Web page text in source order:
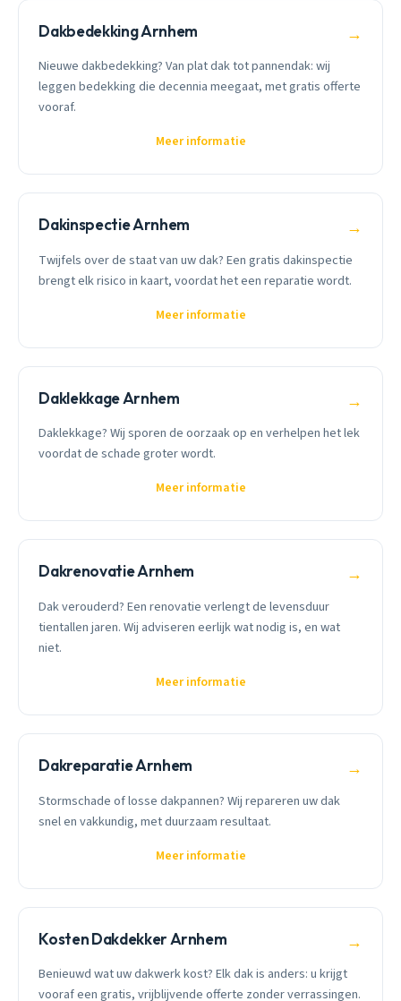
Dakbedekking Arnhem →
Nieuwe dakbedekking? Van plat dak tot pannendak: wij
leggen bedekking die decennia meegaat, met gratis offerte
vooraf.
Meer informatie
Dakinspectie Arnhem →
Twijfels over de staat van uw dak? Een gratis dakinspectie
brengt elk risico in kaart, voordat het een reparatie wordt.
Meer informatie
Daklekkage Arnhem →
Daklekkage? Wij sporen de oorzaak op en verhelpen het lek
voordat de schade groter wordt.
Meer informatie
Dakrenovatie Arnhem →
Dak verouderd? Een renovatie verlengt de levensduur
tientallen jaren. Wij adviseren eerlijk wat nodig is, en wat
niet.
Meer informatie
Dakreparatie Arnhem →
Stormschade of losse dakpannen? Wij repareren uw dak
snel en vakkundig, met duurzaam resultaat.
Meer informatie
Kosten Dakdekker Arnhem →
Benieuwd wat uw dakwerk kost? Elk dak is anders: u krijgt
vooraf een gratis, vrijblijvende offerte zonder verrassingen.